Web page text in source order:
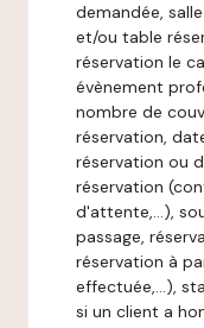
demandée,
et/ou table
réservation le
évènement
nombre de
réservation,
réservation ou
réservation
d'attente,…),
passage,
réservation à
effectuée,…),
si un client a